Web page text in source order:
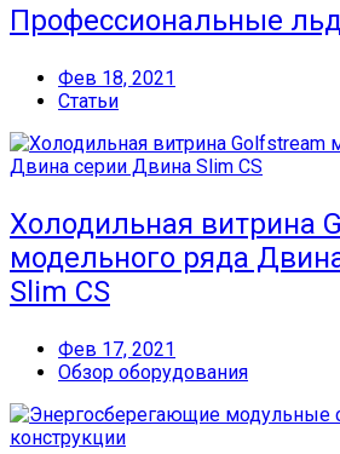
Профессиональные
Фев 18, 2021
Статьи
Холодильная витрина
модельного ряда
Slim CS
Фев 17, 2021
Обзор оборудования